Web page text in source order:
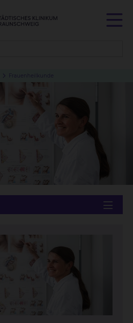
Frauenheilkunde